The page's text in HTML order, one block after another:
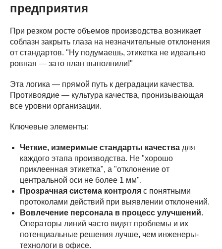
предприятия
При резком росте объемов производства возникает
соблазн закрыть глаза на незначительные отклонения
от стандартов. "Ну подумаешь, этикетка не идеально
ровная — зато план выполнили!"
Эта логика — прямой путь к деградации качества.
Противоядие — культура качества, пронизывающая
все уровни организации.
Ключевые элементы:
Четкие, измеримые стандарты качества для
каждого этапа производства. Не "хорошо
приклеенная этикетка", а "отклонение от
центральной оси не более 1 мм".
Прозрачная система контроля с понятными
протоколами действий при выявлении отклонений.
Вовлечение персонала в процесс улучшений.
Операторы линий часто видят проблемы и их
потенциальные решения лучше, чем инженеры-
технологи в офисе.